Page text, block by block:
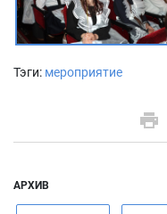
Тэги: мероприятие
АРХИВ